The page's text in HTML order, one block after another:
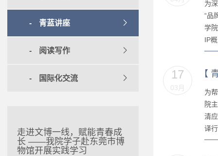
青蓝讲座
阅读写作
国际化交流
走进文博一线，赋能青春成
长 ——我院学子赴东莞市博
物馆开展实践学习
为
“品
学
IP
17
03月
【
为
院
清
译